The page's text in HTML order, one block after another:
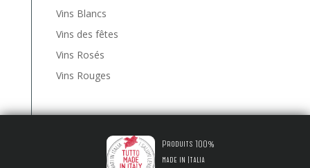
Vins Blancs
Vins des fêtes
Vins Rosés
Vins Rouges
Produits 100%
made in Italia